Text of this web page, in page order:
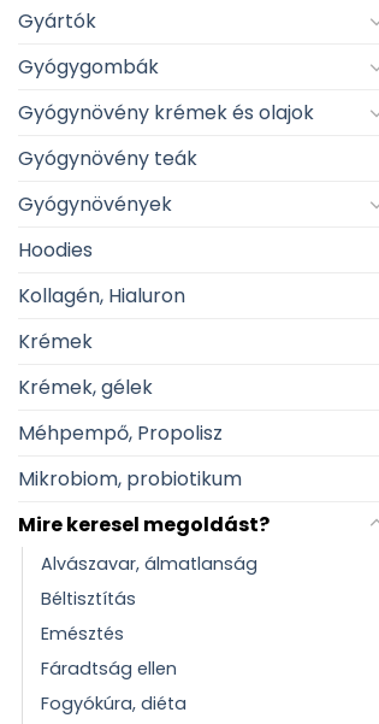
Gyártók
Gyógygombák
Gyógynövény krémek és olajok
Gyógynövény teák
Gyógynövények
Hoodies
Kollagén, Hialuron
Krémek
Krémek, gélek
Méhpempő, Propolisz
Mikrobiom, probiotikum
Mire keresel megoldást?
Alvászavar, álmatlanság
Béltisztítás
Emésztés
Fáradtság ellen
Fogyókúra, diéta